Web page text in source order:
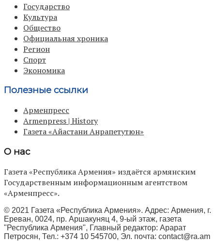
Государство
Культура
Общество
Официальная хроника
Регион
Спорт
Экономика
Полезные ссылки
Арменпресс
Armenpress | History
Газета «Айастани Анрапетутюн»
О нас
Газета «Республика Армения» издаётся армянским
Государственным информационным агентством
«Арменпресс».
© 2021 Газета «Республика Армения». Адрес: Армения, г.
Ереван, 0024, пр. Аршакуняц 4, 9-ый этаж, газета
"Республика Армения", Главный редактор: Арарат
Петросян, Тел.: +374 10 545700, Эл. почта: contact@ra.am